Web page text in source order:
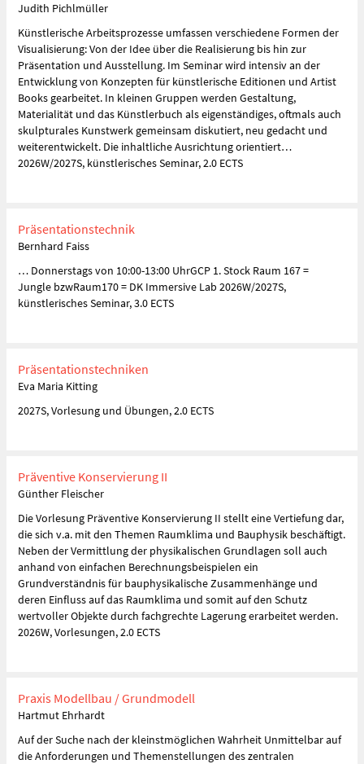
Judith Pichlmüller
Künstlerische Arbeitsprozesse umfassen verschiedene Formen der
Visualisierung: Von der Idee über die Realisierung bis hin zur
Präsentation und Ausstellung. Im Seminar wird intensiv an der
Entwicklung von Konzepten für künstlerische Editionen und Artist
Books gearbeitet. In kleinen Gruppen werden Gestaltung,
Materialität und das Künstlerbuch als eigenständiges, oftmals auch
skulpturales Kunstwerk gemeinsam diskutiert, neu gedacht und
weiterentwickelt. Die inhaltliche Ausrichtung orientiert…
2026W/2027S, künstlerisches Seminar, 2.0 ECTS
Präsentationstechnik
Bernhard Faiss
… Donnerstags von 10:00-13:00 UhrGCP 1. Stock Raum 167 =
Jungle bzwRaum170 = DK Immersive Lab 2026W/2027S,
künstlerisches Seminar, 3.0 ECTS
Präsentationstechniken
Eva Maria Kitting
2027S, Vorlesung und Übungen, 2.0 ECTS
Präventive Konservierung II
Günther Fleischer
Die Vorlesung Präventive Konservierung II stellt eine Vertiefung dar,
die sich v.a. mit den Themen Raumklima und Bauphysik beschäftigt.
Neben der Vermittlung der physikalischen Grundlagen soll auch
anhand von einfachen Berechnungsbeispielen ein
Grundverständnis für bauphysikalische Zusammenhänge und
deren Einfluss auf das Raumklima und somit auf den Schutz
wertvoller Objekte durch fachgrechte Lagerung erarbeitet werden.
2026W, Vorlesungen, 2.0 ECTS
Praxis Modellbau / Grundmodell
Hartmut Ehrhardt
Auf der Suche nach der kleinstmöglichen Wahrheit Unmittelbar auf
die Anforderungen und Themenstellungen des zentralen